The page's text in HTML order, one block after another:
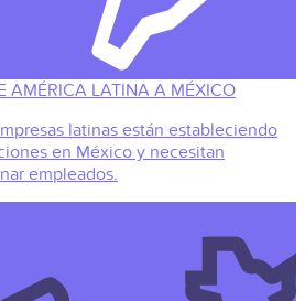
AMÉRICA LATINA A MÉXICO
latinas están estableciendo
en México y necesitan
empleados.